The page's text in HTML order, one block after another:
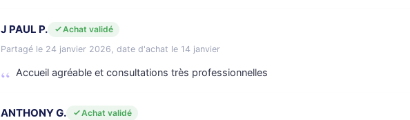
J PAUL P.
Achat validé
Partagé le 24 janvier 2026, date d'achat le 14 janvier
Accueil agréable et consultations très professionnelles
ANTHONY G.
Achat validé